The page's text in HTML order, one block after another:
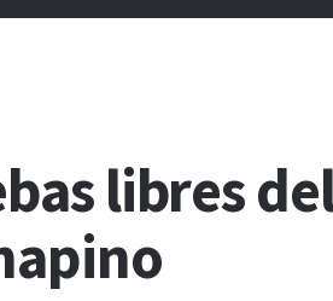
libres